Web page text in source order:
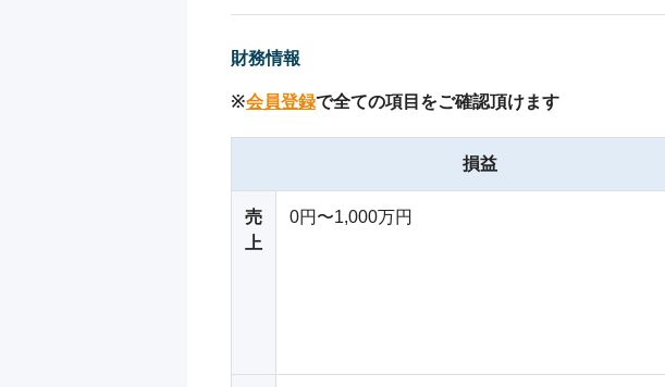
財務情報
※会員登録で全ての項目をご確認頂けます
損益
売
上
0円〜1,000万円